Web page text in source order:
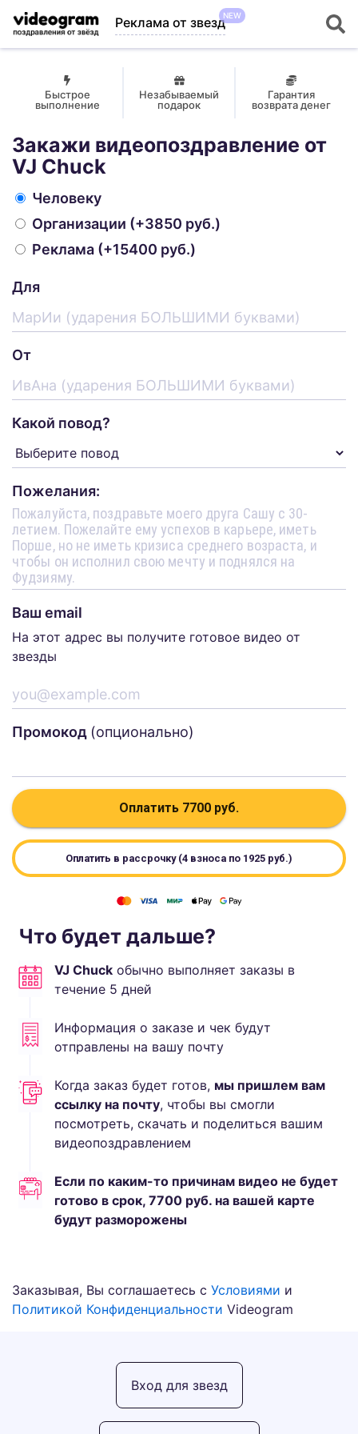
Реклама от звездNEW
Быстрое
выполнение
Незабываемый
подарок
Гарантия
возврата денег
Закажи видеопоздравление от
VJ Chuck
Человеку
Организации (+3850 руб.)
Реклама (+15400 руб.)
Для
От
Какой повод?
Пожелания:
Ваш email
На этот адрес вы получите готовое видео от
звезды
Промокод (опционально)
Оплатить 7700 руб.
Оплатить в рассрочку (4 взноса по 1925 руб.)
Что будет дальше?
VJ Chuck обычно выполняет заказы в
течение 5 дней
Информация о заказе и чек будут
отправлены на вашу почту
Когда заказ будет готов, мы пришлем вам
ссылку на почту, чтобы вы смогли
посмотреть, скачать и поделиться вашим
видеопоздравлением
Если по каким-то причинам видео не будет
готово в срок, 7700 руб. на вашей карте
будут разморожены
Заказывая, Вы соглашаетесь с Условиями и
Политикой Конфиденциальности Videogram
Вход для звезд